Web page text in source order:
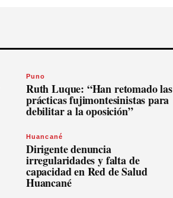
Puno
Ruth Luque: “Han retomado las
prácticas fujimontesinistas para
debilitar a la oposición”
Huancané
Dirigente denuncia
irregularidades y falta de
capacidad en Red de Salud
Huancané